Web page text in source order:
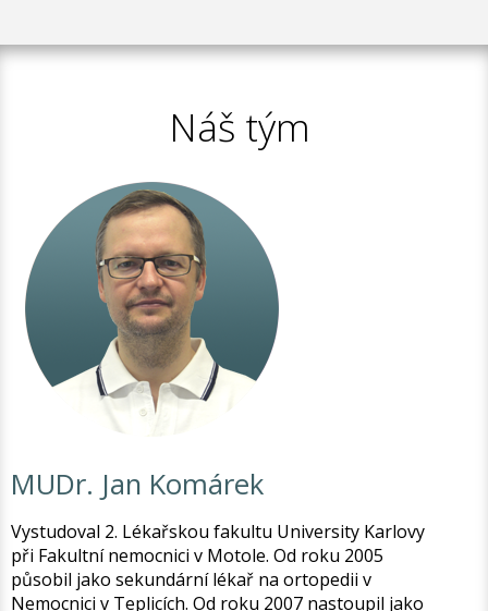
Náš tým
MUDr. Jan Komárek
Vystudoval 2. Lékařskou fakultu University Karlovy
při Fakultní nemocnici v Motole. Od roku 2005
působil jako sekundární lékař na ortopedii v
Nemocnici v Teplicích. Od roku 2007 nastoupil jako